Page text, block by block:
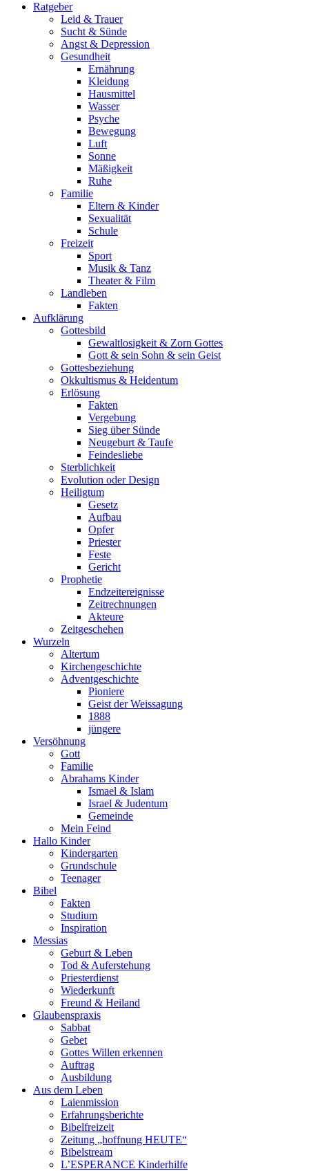
Ratgeber
Leid & Trauer
Sucht & Sünde
Angst & Depression
Gesundheit
Ernährung
Kleidung
Hausmittel
Wasser
Psyche
Bewegung
Luft
Sonne
Mäßigkeit
Ruhe
Familie
Eltern & Kinder
Sexualität
Schule
Freizeit
Sport
Musik & Tanz
Theater & Film
Landleben
Fakten
Aufklärung
Gottesbild
Gewaltlosigkeit & Zorn Gottes
Gott & sein Sohn & sein Geist
Gottesbeziehung
Okkultismus & Heidentum
Erlösung
Fakten
Vergebung
Sieg über Sünde
Neugeburt & Taufe
Feindesliebe
Sterblichkeit
Evolution oder Design
Heiligtum
Gesetz
Aufbau
Opfer
Priester
Feste
Gericht
Prophetie
Endzeitereignisse
Zeitrechnungen
Akteure
Zeitgeschehen
Wurzeln
Altertum
Kirchengeschichte
Adventgeschichte
Pioniere
Geist der Weissagung
1888
jüngere
Versöhnung
Gott
Familie
Abrahams Kinder
Ismael & Islam
Israel & Judentum
Gemeinde
Mein Feind
Hallo Kinder
Kindergarten
Grundschule
Teenager
Bibel
Fakten
Studium
Inspiration
Messias
Geburt & Leben
Tod & Auferstehung
Priesterdienst
Wiederkunft
Freund & Heiland
Glaubenspraxis
Sabbat
Gebet
Gottes Willen erkennen
Auftrag
Ausbildung
Aus dem Leben
Laienmission
Erfahrungsberichte
Bibelfreizeit
Zeitung „hoffnung HEUTE“
Bibelstream
L’ESPERANCE Kinderhilfe